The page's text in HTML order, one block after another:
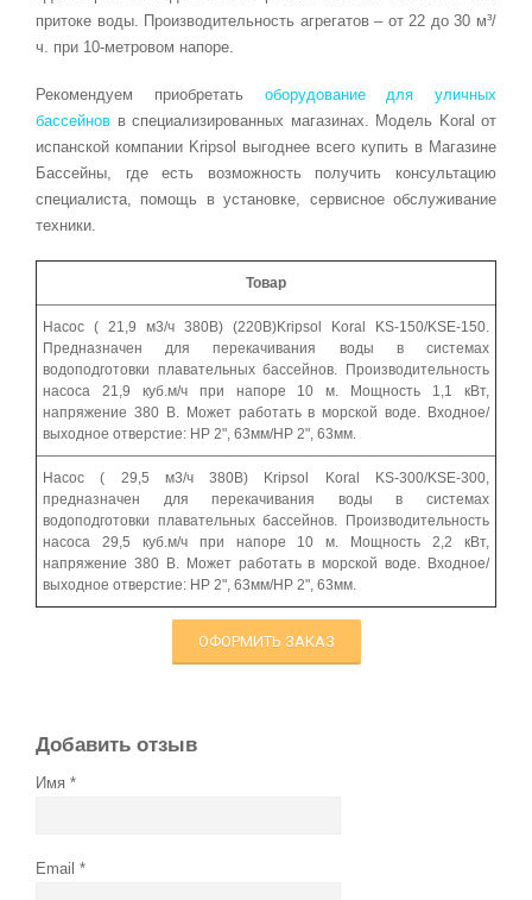
притоке воды. Производительность агрегатов – от 22 до 30 м³/
ч. при 10-метровом напоре.
Рекомендуем приобретать оборудование для уличных
бассейнов в специализированных магазинах. Модель Koral от
испанской компании Kripsol выгоднее всего купить в Магазине
Бассейны, где есть возможность получить консультацию
специалиста, помощь в установке, сервисное обслуживание
техники.
Товар
Насос ( 21,9 м3/ч 380В) (220В)Kripsol Koral KS-150/KSE-150.
Предназначен для перекачивания воды в системах
водоподготовки плавательных бассейнов. Производительность
насоса 21,9 куб.м/ч при напоре 10 м . Мощность 1,1 кВт,
напряжение 380 В. Может работать в морской воде. Входное/
выходное отверстие: НР 2", 63мм/НР 2", 63мм.
Насос ( 29,5 м3/ч 380В) Kripsol Koral KS-300/KSE-300,
предназначен для перекачивания воды в системах
водоподготовки плавательных бассейнов. Производительность
насоса 29,5 куб.м/ч при напоре 10 м. Мощность 2,2 кВт,
напряжение 380 В. Может работать в морской воде. Входное/
выходное отверстие: НР 2", 63мм/НР 2", 63мм.
ОФОРМИТЬ ЗАКАЗ
Добавить отзыв
Имя
Email